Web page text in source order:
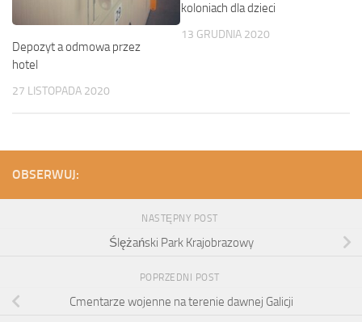
Depozyt a odmowa przez
hotel
27 LISTOPADA 2020
koloniach dla dzieci
13 GRUDNIA 2020
OBSERWUJ:
NASTĘPNY POST
Ślężański Park Krajobrazowy
POPRZEDNI POST
Cmentarze wojenne na terenie dawnej Galicji